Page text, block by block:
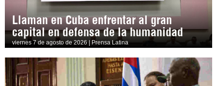
Llaman en Cuba enfrentar al gran
capital en defensa de la humanidad
viernes 7 de agosto de 2026 | Prensa Latina